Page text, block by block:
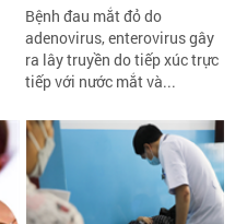
Bệnh đau mắt đỏ do
adenovirus, enterovirus gây
ra lây truyền do tiếp xúc trực
tiếp với nước mắt và...